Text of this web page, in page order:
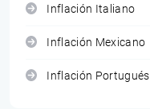
Inflación Italiano
Inflación Mexicano
Inflación Portugués